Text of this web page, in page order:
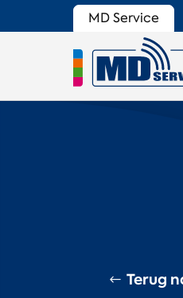
MD Service
Terug